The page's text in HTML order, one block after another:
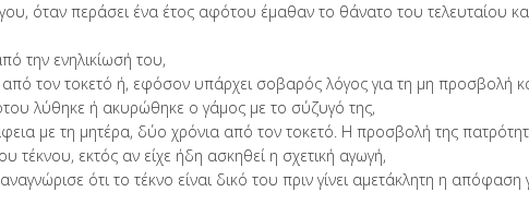
όταν περάσει ένα έτος αφότου έμαθαν το θάνατο του τελευταίου
την ενηλικίωσή του,
από τον τοκετό ή, εφόσον υπάρχει σοβαρός λόγος για τη μη προσβολή
λύθηκε ή ακυρώθηκε ο γάμος με το σύζυγό της,
με τη μητέρα, δύο χρόνια από τον τοκετό. Η προσβολή της
τέκνου, εκτός αν είχε ήδη ασκηθεί η σχετική αγωγή,
ότι το τέκνο είναι δικό του πριν γίνει αμετάκλητη η απόφαση